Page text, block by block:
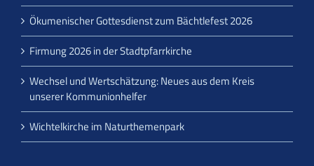
Ökumenischer Gottesdienst zum Bächtlefest 2026
Firmung 2026 in der Stadtpfarrkirche
Wechsel und Wertschätzung: Neues aus dem Kreis
unserer Kommunionhelfer
Wichtelkirche im Naturthemenpark